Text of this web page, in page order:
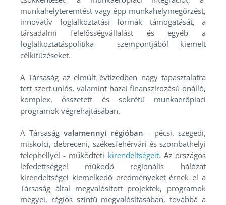
munkahelyteremtést vagy épp munkahelymegőrzést,
innovatív foglalkoztatási formák támogatását, a
társadalmi felelősségvállalást és egyéb a
foglalkoztatáspolitika szempontjából kiemelt
célkitűzéseket.
A Társaság az elmúlt évtizedben nagy tapasztalatra
tett szert uniós, valamint hazai finanszírozású önálló,
komplex, összetett és sokrétű munkaerőpiaci
programok végrehajtásában.
A Társaság valamennyi régióban - pécsi, szegedi,
miskolci, debreceni, székesfehérvári és szombathelyi
telephellyel - működteti kirendeltségeit. Az országos
lefedettséggel működő regionális hálózat
kirendeltségei kiemelkedő eredményeket érnek el a
Társaság által megvalósított projektek, programok
megyei, régiós szintű megvalósításában, továbbá a